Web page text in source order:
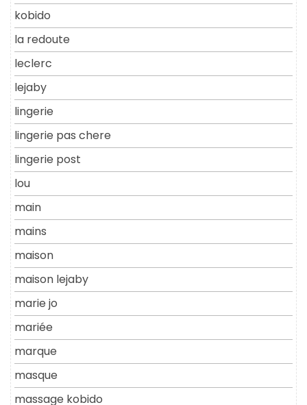
kobido
la redoute
leclerc
lejaby
lingerie
lingerie pas chere
lingerie post
lou
main
mains
maison
maison lejaby
marie jo
mariée
marque
masque
massage kobido